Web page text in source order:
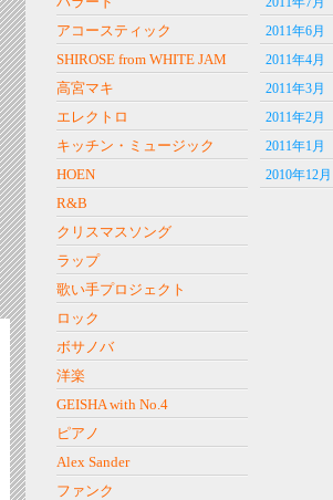
アコースティック
SHIROSE from WHITE JAM
高宮マキ
エレクトロ
キッチン・ミュージック
HOEN
R&B
クリスマスソング
ラップ
歌い手プロジェクト
ロック
ボサノバ
洋楽
GEISHA with No.4
ピアノ
Alex Sander
ファンク
2011年6月
2011年4月
2011年3月
2011年2月
2011年1月
2010年12月